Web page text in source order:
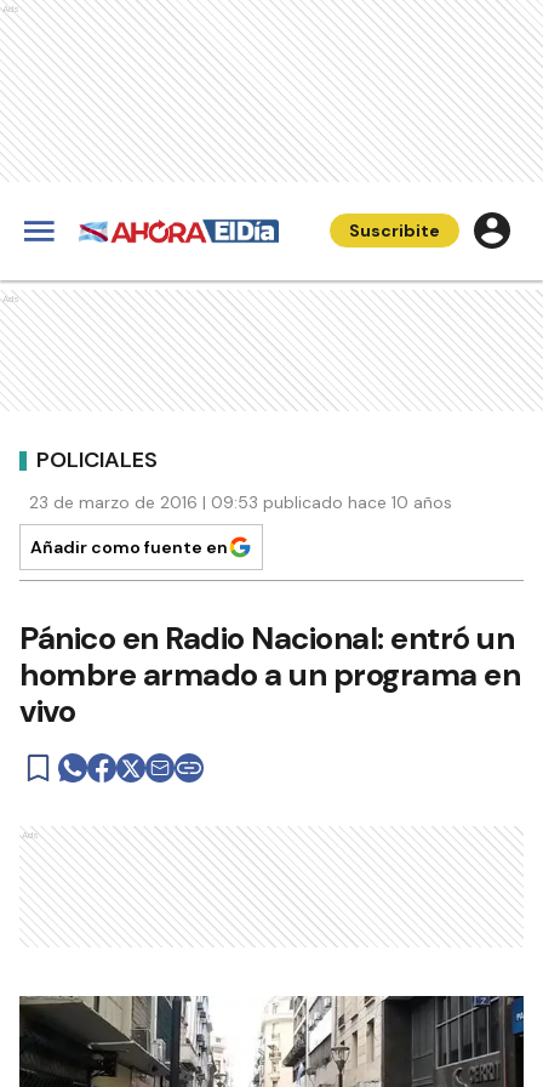
Ads
Suscribite
Ads
POLICIALES
23 de marzo de 2016 | 09:53 publicado hace 10 años
Añadir como fuente en
Pánico en Radio Nacional: entró un
hombre armado a un programa en
vivo
Ads